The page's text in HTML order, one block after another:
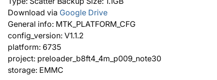
Download via Google Drive
General info: MTK_PLATFORM_CFG
config_version: V1.1.2
platform: 6735
project: preloader_b8ft4_4m_p009_note30
storage: EMMC